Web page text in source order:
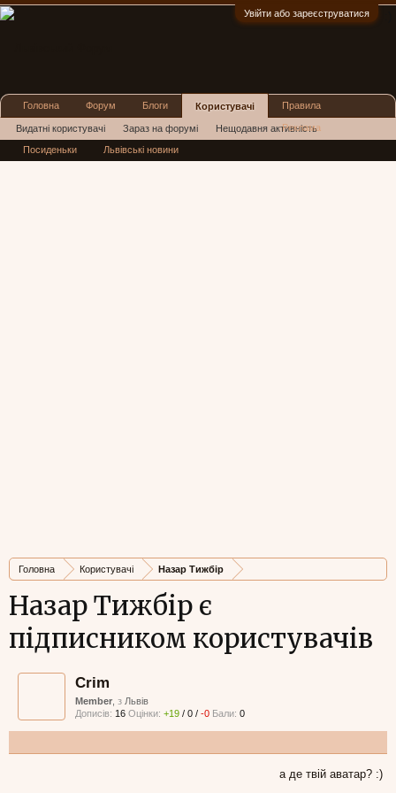
Увійти або зареєструватися
Головна Користувачі Назар Тижбір
Назар Тижбір є
підписником користувачів
Crim
Member з Львів
Дописів: 16 Оцінки: +19 / 0 / -0 Бали: 0
а де твій аватар? :)
Головна Форум Блоги Користувачі
Видатні користувачі Зараз на форумі Нещодавня активність
Нові повідомлення профілю
Правила
Реклама
Посиденьки Львівські новини